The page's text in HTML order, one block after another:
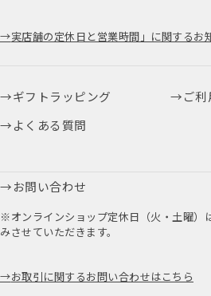
実店舗の定休日と営業時間」に関するお
ギフトラッピング
ご
よくある質問
お問い合わせ
※オンラインショップ定休日（火・土曜）
みさせていただきます。
お取引に関するお問い合わせはこちら